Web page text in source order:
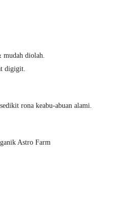
diolah.
digigit.
rona keabu-abuan alami.
Astro Farm